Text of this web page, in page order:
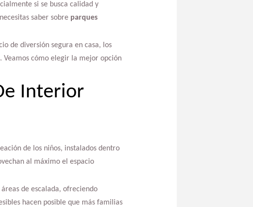
si se busca calidad y
saber sobre parques
de diversión segura en casa, los
Veamos cómo elegir la mejor opción
Interior
de los niños, instalados dentro
al máximo el espacio
de escalada, ofreciendo
hacen posible que más familias